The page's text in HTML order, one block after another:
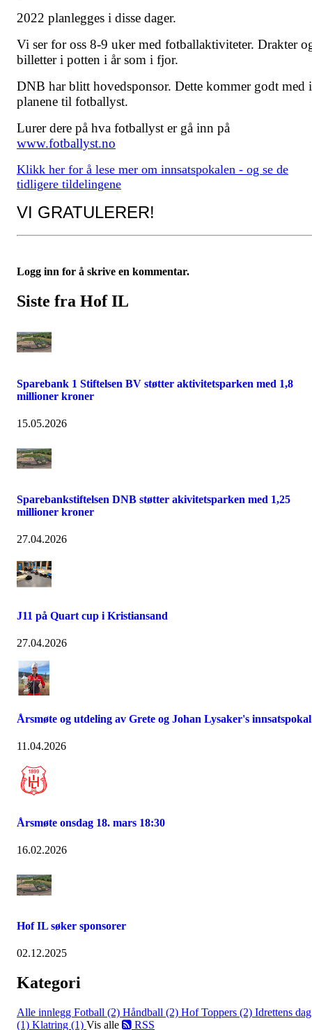
2022 planlegges i disse dager.
Vi ser for oss 8-9 uker med fotballaktiviteter. Drakter
billetter i potten i år som i fjor.
DNB har blitt hovedsponsor. Dette kommer godt med i
planene til fotballyst.
Lurer dere på hva fotballyst er gå inn på
www.fotballyst.no
Klikk her for å lese mer om innsatspokalen - og se de
tidligere tildelingene
VI GRATULERER!
Logg inn for å skrive en kommentar.
Siste fra Hof IL
Sparebank 1 Stiftelsen BV støtter aktivitetsparken med 1,8
millioner kroner
15.05.2026
Sparebankstiftelsen DNB støtter akivitetsparken med 1,25
millioner kroner
27.04.2026
J11 på Quart cup i Kristiansand
27.04.2026
Årsmøte og utdeling av Grete og Johan Lysaker's innsatspokal
11.04.2026
Årsmøte onsdag 18. mars 18:30
16.02.2026
Hof IL søker sponsorer
02.12.2025
Kategori
Alle innlegg Fotball (2) Håndball (2) Hof Toppers (2) Idrettens dag
(1) Klatring (1) Vis alle RSS